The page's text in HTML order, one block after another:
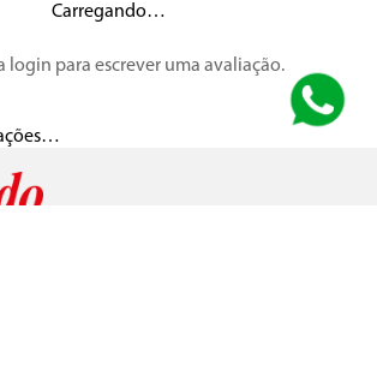
Carregando…
login para escrever uma avaliação.